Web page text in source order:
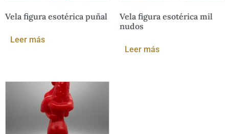
Vela figura esotérica puñal
Leer más
Vela figura esotérica mil
nudos
Leer más